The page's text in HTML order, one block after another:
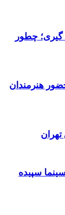
گیری؛ چطور
هنرمندان
سپیده